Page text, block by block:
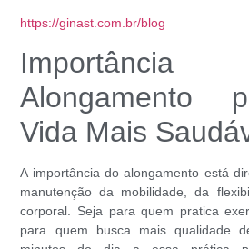
https://ginast.com.br/blog
Alongamento
Vida Mais
A importância do alongamento está
manutenção da mobilidade, da
corporal. Seja para quem pratica
para quem busca mais qualidade